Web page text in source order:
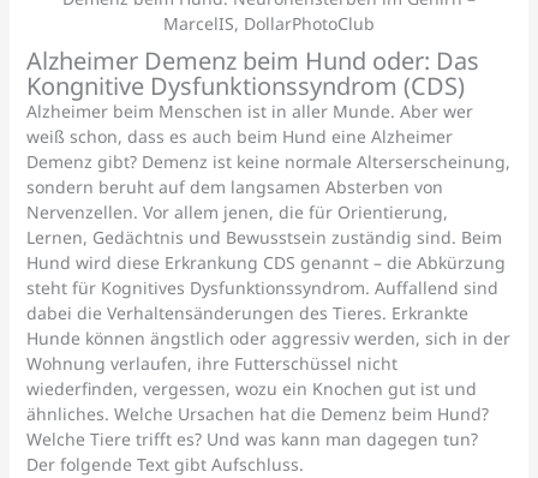
MarcelIS, DollarPhotoClub
Alzheimer Demenz beim Hund oder: Das
Kongnitive Dysfunktionssyndrom (CDS)
Alzheimer beim Menschen ist in aller Munde. Aber wer
weiß schon, dass es auch beim Hund eine Alzheimer
Demenz gibt? Demenz ist keine normale Alterserscheinung,
sondern beruht auf dem langsamen Absterben von
Nervenzellen. Vor allem jenen, die für Orientierung,
Lernen, Gedächtnis und Bewusstsein zuständig sind. Beim
Hund wird diese Erkrankung CDS genannt – die Abkürzung
steht für Kognitives Dysfunktionssyndrom. Auffallend sind
dabei die Verhaltensänderungen des Tieres. Erkrankte
Hunde können ängstlich oder aggressiv werden, sich in der
Wohnung verlaufen, ihre Futterschüssel nicht
wiederfinden, vergessen, wozu ein Knochen gut ist und
ähnliches. Welche Ursachen hat die Demenz beim Hund?
Welche Tiere trifft es? Und was kann man dagegen tun?
Der folgende Text gibt Aufschluss.